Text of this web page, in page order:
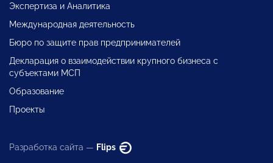
Экспертиза и Аналитика
Международная деятельность
Бюро по защите прав предпринимателей
Декларация о взаимодействии крупного бизнеса с
субъектами МСП
Образование
Проекты
Разработка сайта — Flips